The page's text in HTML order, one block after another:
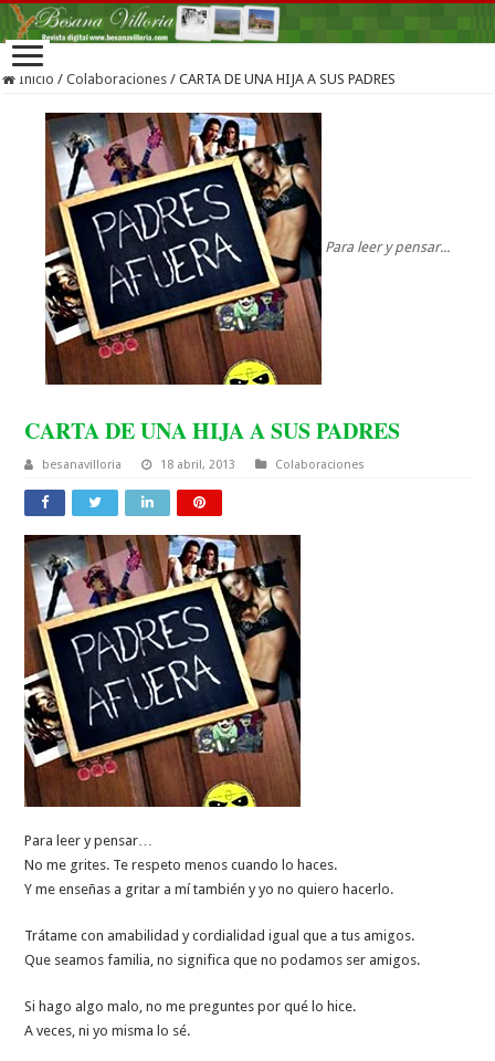
Inicio / Colaboraciones / CARTA DE UNA HIJA A SUS PADRES
Para leer y pensar...
CARTA DE UNA HIJA A SUS PADRES
besanavilloria 18 abril, 2013 Colaboraciones
Para leer y pensar…
No me grites. Te respeto menos cuando lo haces.
Y me enseñas a gritar a mí también y yo no quiero hacerlo.
Trátame con amabilidad y cordialidad igual que a tus amigos.
Que seamos familia, no significa que no podamos ser amigos.
Si hago algo malo, no me preguntes por qué lo hice.
A veces, ni yo misma lo sé.